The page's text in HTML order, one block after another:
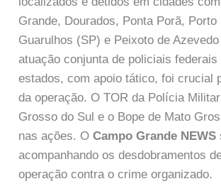
Grande, Dourados, Ponta Porã, Porto
Guarulhos (SP) e Peixoto de
atuação conjunta de policiais
estados, com apoio tático, foi crucial
da operação. O TOR da Polícia
Grosso do Sul e o Bope de Mato
nas ações. OCampo Grande NEWS
acompanhando os desdobramentos
operação contra o crime organizado.